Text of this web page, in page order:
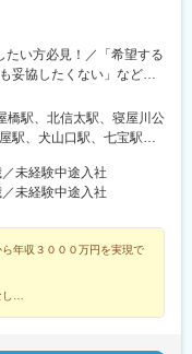
たい方必見！／「希望する
妥協したくない」など、
適な配属先を決定します
ップや高収入を目指せる
府大阪市中央区伏見町4
勤務地は、ご希望や現在
居を伴う転勤はありませ
橋駅、北信太駅、寝屋川公
駅、犬山口駅、七宝駅、
三木駅(神戸電鉄線)、山陽
駅(奈良県)、三瀬谷駅、亀
、吉井駅(群馬県)、つく
西ノ口駅、磐田駅、土岐
、新居浜駅、伊予三島
高瀬駅(香川県)、滝の茶
西町駅、廿日市駅、広
未経験中途入社
未経験中途入社
年収３０００万円を実現で